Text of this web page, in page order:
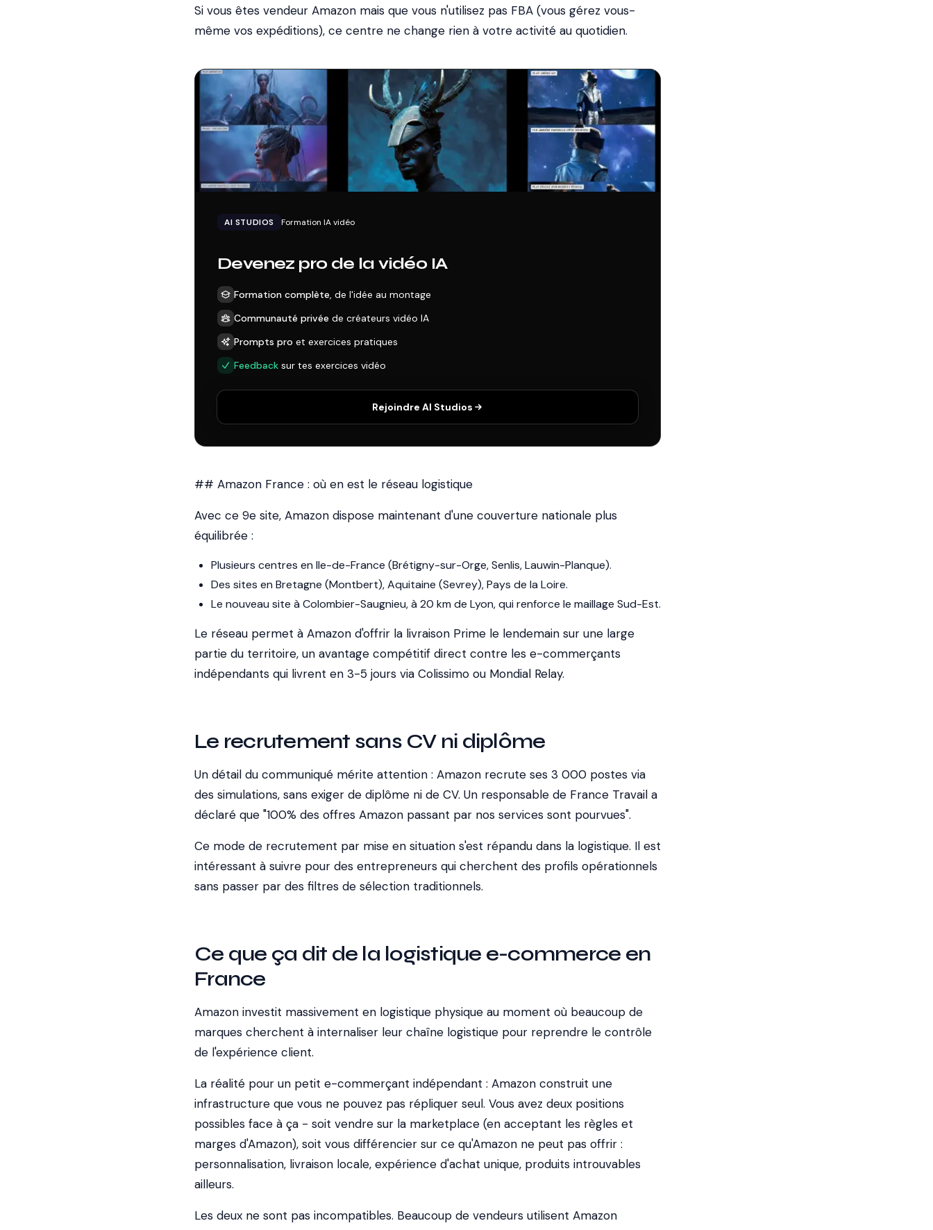
Si vous êtes vendeur Amazon mais que vous n'utilisez pas FBA (vous gérez vous-
même vos expéditions), ce centre ne change rien à votre activité au quotidien.
AI STUDIOS Formation IA vidéo
Devenez pro de la vidéo IA
Formation complète, de l'idée au montage
Communauté privée de créateurs vidéo IA
Prompts pro et exercices pratiques
Feedback sur tes exercices vidéo
Rejoindre AI Studios
## Amazon France : où en est le réseau logistique
Avec ce 9e site, Amazon dispose maintenant d'une couverture nationale plus
équilibrée :
Plusieurs centres en Ile-de-France (Brétigny-sur-Orge, Senlis, Lauwin-Planque).
Des sites en Bretagne (Montbert), Aquitaine (Sevrey), Pays de la Loire.
Le nouveau site à Colombier-Saugnieu, à 20 km de Lyon, qui renforce le maillage Sud-Est.
Le réseau permet à Amazon d'offrir la livraison Prime le lendemain sur une large
partie du territoire, un avantage compétitif direct contre les e-commerçants
indépendants qui livrent en 3-5 jours via Colissimo ou Mondial Relay.
Le recrutement sans CV ni diplôme
Un détail du communiqué mérite attention : Amazon recrute ses 3 000 postes via
des simulations, sans exiger de diplôme ni de CV. Un responsable de France Travail a
déclaré que "100% des offres Amazon passant par nos services sont pourvues".
Ce mode de recrutement par mise en situation s'est répandu dans la logistique. Il est
intéressant à suivre pour des entrepreneurs qui cherchent des profils opérationnels
sans passer par des filtres de sélection traditionnels.
Ce que ça dit de la logistique e-commerce en
France
Amazon investit massivement en logistique physique au moment où beaucoup de
marques cherchent à internaliser leur chaîne logistique pour reprendre le contrôle
de l'expérience client.
La réalité pour un petit e-commerçant indépendant : Amazon construit une
infrastructure que vous ne pouvez pas répliquer seul. Vous avez deux positions
possibles face à ça - soit vendre sur la marketplace (en acceptant les règles et
marges d'Amazon), soit vous différencier sur ce qu'Amazon ne peut pas offrir :
personnalisation, livraison locale, expérience d'achat unique, produits introuvables
ailleurs.
Les deux ne sont pas incompatibles. Beaucoup de vendeurs utilisent Amazon